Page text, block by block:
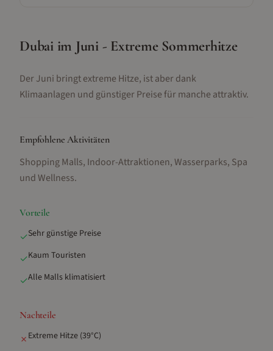
Dubai im Juni - Extreme Sommerhitze
Der Juni bringt extreme Hitze, ist aber dank
Klimaanlagen und günstiger Preise für manche attraktiv.
Empfohlene Aktivitäten
Shopping Malls, Indoor-Attraktionen, Wasserparks, Spa
und Wellness.
Vorteile
✓Sehr günstige Preise
✓Kaum Touristen
✓Alle Malls klimatisiert
Nachteile
✗ Extreme Hitze (39°C)